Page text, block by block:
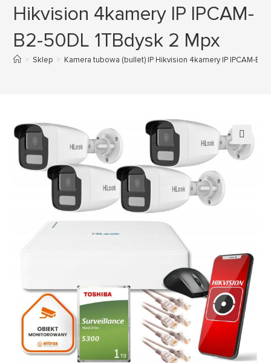
Hikvision 4kamery IP IPCAM-
B2-50DL 1TBdysk 2 Mpx
> Sklep > Kamera tubowa (bullet) IP Hikvision 4kamery IP IPCAM-B2-
🔍